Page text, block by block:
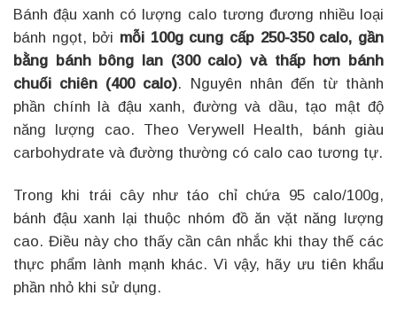
Bánh đậu xanh có lượng calo tương đương nhiều loại
bánh ngọt, bởi mỗi 100g cung cấp 250-350 calo, gần
bằng bánh bông lan (300 calo) và thấp hơn bánh
chuối chiên (400 calo). Nguyên nhân đến từ thành
phần chính là đậu xanh, đường và dầu, tạo mật độ
năng lượng cao. Theo Verywell Health, bánh giàu
carbohydrate và đường thường có calo cao tương tự.
Trong khi trái cây như táo chỉ chứa 95 calo/100g,
bánh đậu xanh lại thuộc nhóm đồ ăn vặt năng lượng
cao. Điều này cho thấy cần cân nhắc khi thay thế các
thực phẩm lành mạnh khác. Vì vậy, hãy ưu tiên khẩu
phần nhỏ khi sử dụng.